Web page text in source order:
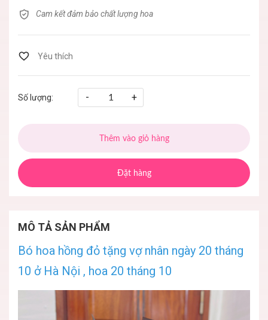
Cam kết đảm bảo chất lượng hoa
Số lượng: - +
Thêm vào giỏ hàng
Đặt hàng
MÔ TẢ SẢN PHẨM
Bó hoa hồng đỏ tặng vợ nhân ngày 20 tháng
10 ở Hà Nội , hoa 20 tháng 10